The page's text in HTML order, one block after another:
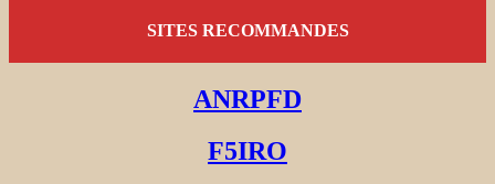
SITES RECOMMANDES
ANRPFD
F5IRO